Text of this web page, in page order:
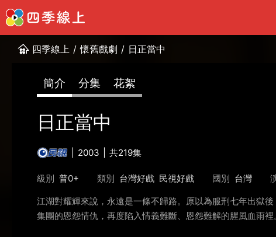
四季線上 / 懷舊戲劇 / 日正當中
簡介 分集 花絮
日正當中
2003 共219集
級別 普0+ 類別 台灣好戲 民視好戲 國別 台灣
江湖對耀輝來說，永遠是一條不歸路。原以為服刑七年出獄
集團的恩怨情仇，再度陷入情義難斷、恩怨難解的腥風血雨裡